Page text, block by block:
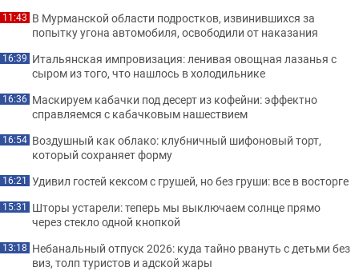
11:43 В Мурманской области подростков, извинившихся за
попытку угона автомобиля, освободили от наказания
16:39 Итальянская импровизация: ленивая овощная лазанья с
сыром из того, что нашлось в холодильнике
16:36 Маскируем кабачки под десерт из кофейни: эффектно
справляемся с кабачковым нашествием
16:54 Воздушный как облако: клубничный шифоновый торт,
который сохраняет форму
16:21 Удивил гостей кексом с грушей, но без груши: все в восторге
15:31 Шторы устарели: теперь мы выключаем солнце прямо
через стекло одной кнопкой
13:18 Небанальный отпуск 2026: куда тайно рвануть с детьми без
виз, толп туристов и адской жары